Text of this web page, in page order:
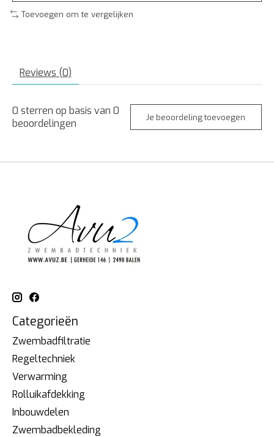
Toevoegen om te vergelijken
Reviews (0)
0 sterren op basis van 0
beoordelingen
Je beoordeling toevoegen
Categorieën
Zwembadfiltratie
Regeltechniek
Verwarming
Rolluikafdekking
Inbouwdelen
Zwembadbekleding